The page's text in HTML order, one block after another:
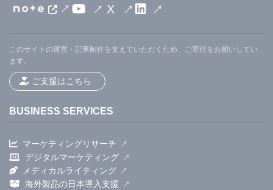
X
このサイトの運営・記事制作を支えていただくため、ご寄付をお願いしてい
ます。
ご支援はこちら
BUSINESS SERVICES
マーケティングリサーチ
デジタルマーケティング
メディカルライティング
海外製品の日本導入支援